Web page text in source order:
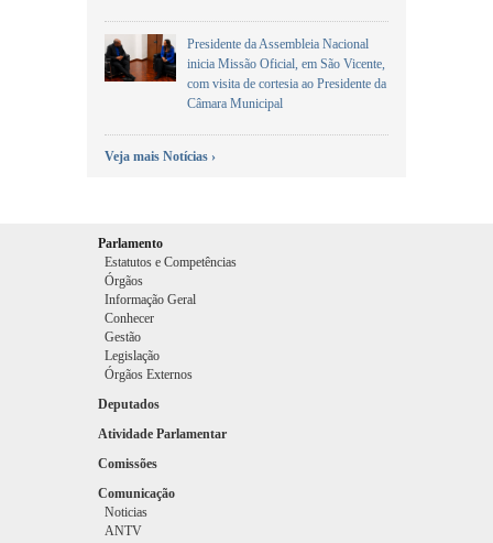
Presidente da Assembleia Nacional
inicia Missão Oficial, em São Vicente,
com visita de cortesia ao Presidente da
Câmara Municipal
Veja mais Notícias ›
Parlamento
Estatutos e Competências
Órgãos
Informação Geral
Conhecer
Gestão
Legislação
Órgãos Externos
Deputados
Atividade Parlamentar
Comissões
Comunicação
Noticias
ANTV